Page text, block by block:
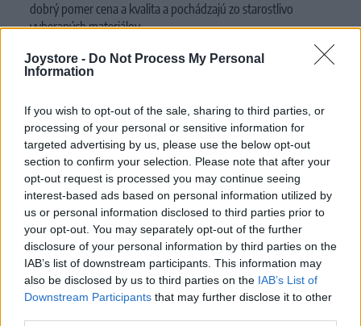
Joystore - Do Not Process My Personal
Information
If you wish to opt-out of the sale, sharing to third parties, or
processing of your personal or sensitive information for
targeted advertising by us, please use the below opt-out
section to confirm your selection. Please note that after your
opt-out request is processed you may continue seeing
interest-based ads based on personal information utilized by
us or personal information disclosed to third parties prior to
your opt-out. You may separately opt-out of the further
disclosure of your personal information by third parties on the
IAB’s list of downstream participants. This information may
also be disclosed by us to third parties on the IAB’s List of
Downstream Participants that may further disclose it to other
dobrý pomer cena a kvalita a pochádzajú zo starostlivo
vyberaných materiálov.
Značka je členom neziskovej organizácieFair Wear
Foundation,ktorá už od roku 1999 zaručuje férové podmienky
MOHLO BY SA VÁM TIEŽ HODIŤ